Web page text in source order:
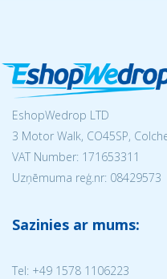
EshopWedrop LTD
3 Motor Walk, CO45SP,
VAT Number: 171653311
Uzņēmuma reģ.nr: 08429573
Sazinies ar mums:
Tel: +49 1578 1106223